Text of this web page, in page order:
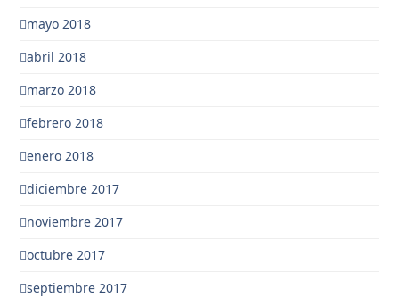
mayo 2018
abril 2018
marzo 2018
febrero 2018
enero 2018
diciembre 2017
noviembre 2017
octubre 2017
septiembre 2017